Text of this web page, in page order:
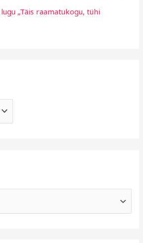
„Täis raamatukogu, tühi